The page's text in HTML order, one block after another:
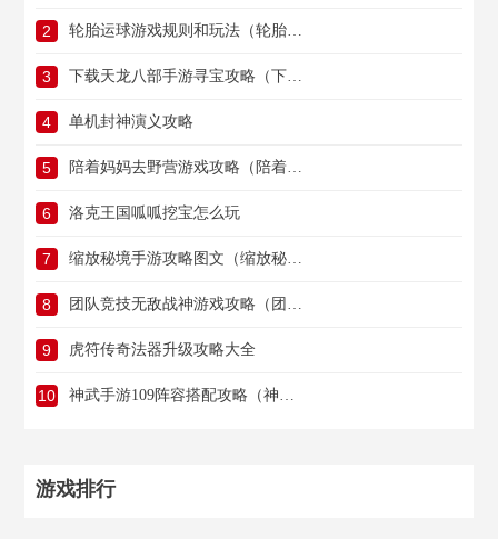
2 轮胎运球游戏规则和玩法（轮胎运球游戏教案）
3 下载天龙八部手游寻宝攻略（下载天龙八部手游寻宝攻略最新）
4 单机封神演义攻略
5 陪着妈妈去野营游戏攻略（陪着妈妈去野营游戏攻略大全）
6 洛克王国呱呱挖宝怎么玩
7 缩放秘境手游攻略图文（缩放秘境手游攻略图文版）
8 团队竞技无敌战神游戏攻略（团队竞技无敌战神游戏攻略图）
9 虎符传奇法器升级攻略大全
10 神武手游109阵容搭配攻略（神武手游109阵容搭配攻略图）
游戏排行